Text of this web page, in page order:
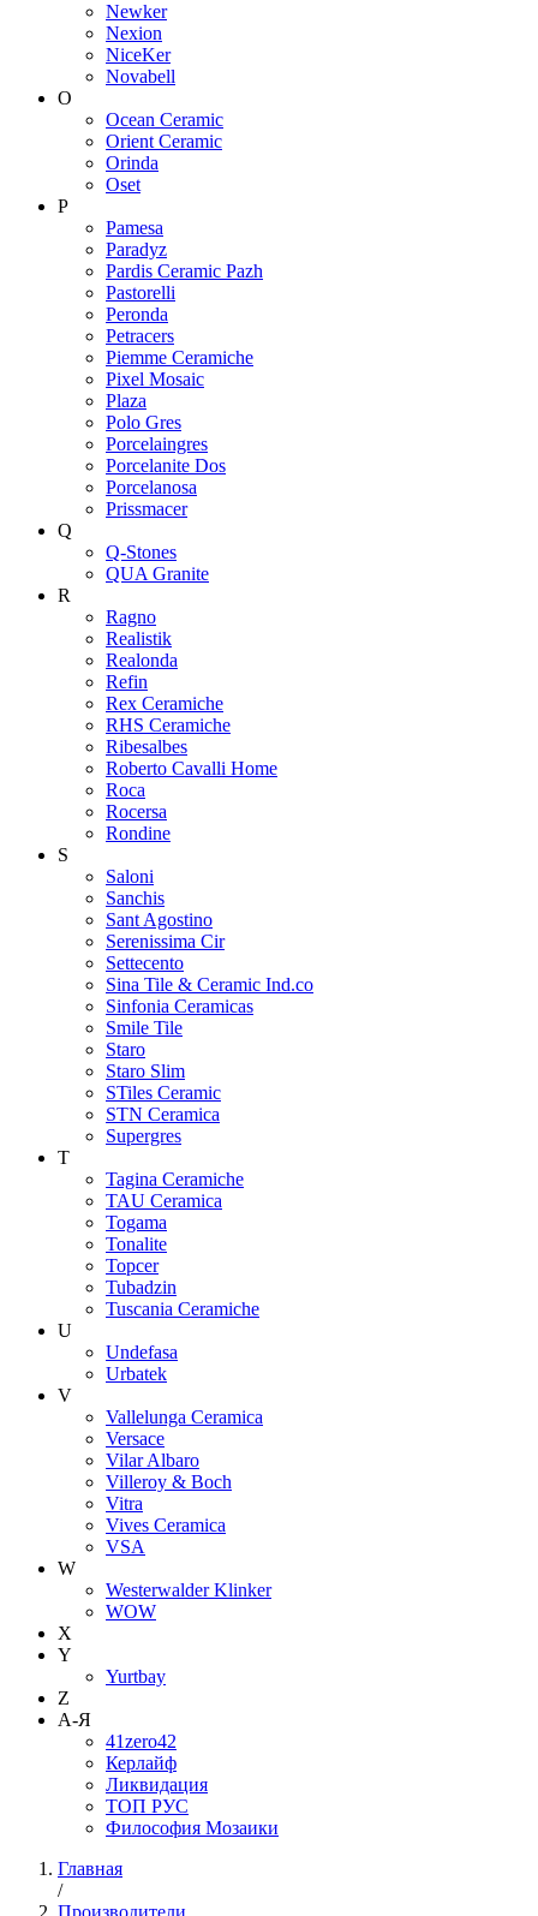
Newker
Nexion
NiceKer
Novabell
O
Ocean Ceramic
Orient Ceramic
Orinda
Oset
P
Pamesa
Paradyz
Pardis Ceramic Pazh
Pastorelli
Peronda
Petracers
Piemme Ceramiche
Pixel Mosaic
Plaza
Polo Gres
Porcelaingres
Porcelanite Dos
Porcelanosa
Prissmacer
Q
Q-Stones
QUA Granite
R
Ragno
Realistik
Realonda
Refin
Rex Ceramiche
RHS Ceramiche
Ribesalbes
Roberto Cavalli Home
Roca
Rocersa
Rondine
S
Saloni
Sanchis
Sant Agostino
Serenissima Cir
Settecento
Sina Tile & Ceramic Ind.co
Sinfonia Ceramicas
Smile Tile
Staro
Staro Slim
STiles Ceramic
STN Ceramica
Supergres
T
Tagina Ceramiche
TAU Ceramica
Togama
Tonalite
Topcer
Tubadzin
Tuscania Ceramiche
U
Undefasa
Urbatek
V
Vallelunga Ceramica
Versace
Vilar Albaro
Villeroy & Boch
Vitra
Vives Ceramica
VSA
W
Westerwalder Klinker
WOW
X
Y
Yurtbay
Z
А-Я
41zero42
Керлайф
Ликвидация
ТОП РУС
Философия Мозаики
Главная
/
Производители